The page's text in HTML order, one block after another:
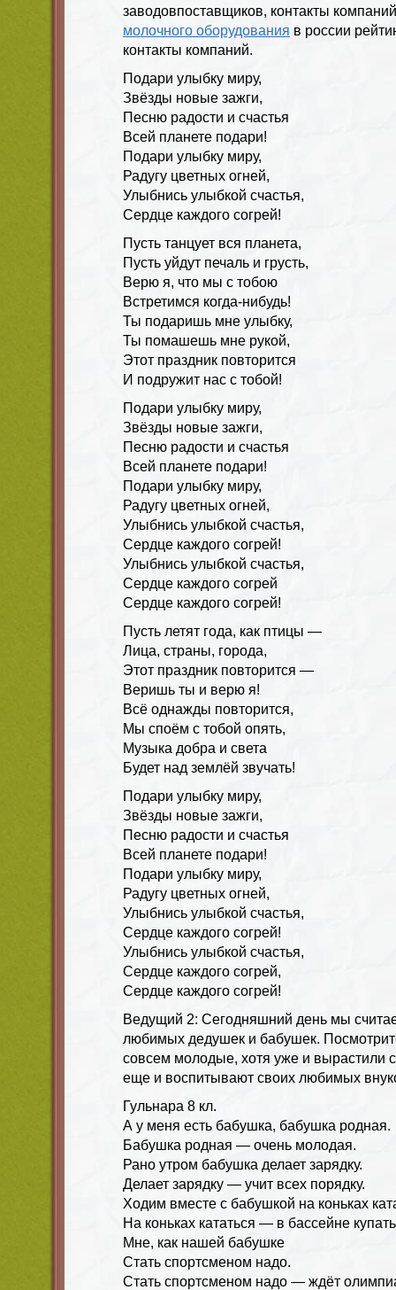
заводовпоставщиков, контакты
молочного оборудования в россии
контакты компаний.
Подари улыбку миру,
Звёзды новые зажги,
Песню радости и счастья
Всей планете подари!
Подари улыбку миру,
Радугу цветных огней,
Улыбнись улыбкой счастья,
Сердце каждого согрей!
Пусть танцует вся планета,
Пусть уйдут печаль и грусть,
Верю я, что мы с тобою
Встретимся когда-нибудь!
Ты подаришь мне улыбку,
Ты помашешь мне рукой,
Этот праздник повторится
И подружит нас с тобой!
Подари улыбку миру,
Звёзды новые зажги,
Песню радости и счастья
Всей планете подари!
Подари улыбку миру,
Радугу цветных огней,
Улыбнись улыбкой счастья,
Сердце каждого согрей!
Улыбнись улыбкой счастья,
Сердце каждого согрей
Сердце каждого согрей!
Пусть летят года, как птицы —
Лица, страны, города,
Этот праздник повторится —
Веришь ты и верю я!
Всё однажды повторится,
Мы споём с тобой опять,
Музыка добра и света
Будет над землёй звучать!
Подари улыбку миру,
Звёзды новые зажги,
Песню радости и счастья
Всей планете подари!
Подари улыбку миру,
Радугу цветных огней,
Улыбнись улыбкой счастья,
Сердце каждого согрей!
Улыбнись улыбкой счастья,
Сердце каждого согрей,
Сердце каждого согрей!
Ведущий 2: Сегодняшний день мы
любимых дедушек и бабушек.
совсем молодые, хотя уже и вырастили
еще и воспитывают своих любимых
Гульнара 8 кл.
А у меня есть бабушка, бабушка родная.
Бабушка родная — очень молодая.
Рано утром бабушка делает зарядку.
Делает зарядку — учит всех порядку.
Ходим вместе с бабушкой на коньках
На коньках кататься — в бассейне
Мне, как нашей бабушке
Стать спортсменом надо.
Стать спортсменом надо — ждёт